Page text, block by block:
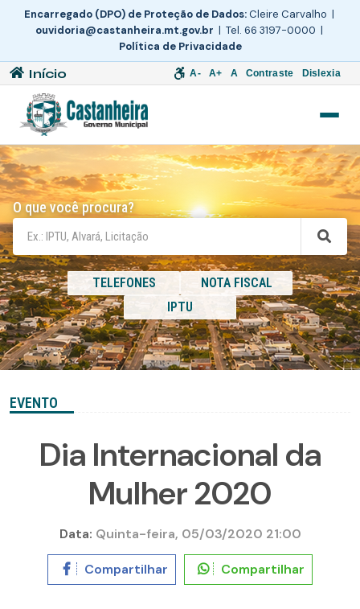
Encarregado (DPO) de Proteção de Dados:Cleire Carvalho |
ouvidoria@castanheira.mt.gov.br | Tel. 66 3197-0000 |
Política de Privacidade
Início A- A+ A Contraste Dislexia
O que você procura?
TELEFONES
NOTA FISCAL
IPTU
EVENTO
Dia Internacional da
Mulher 2020
Data: Quinta-feira, 05/03/2020 21:00
Compartilhar Compartilhar